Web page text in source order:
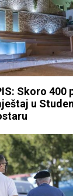
Skoro 400
u